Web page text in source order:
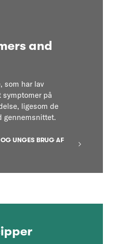
and
som har lav
på
ligesom de
gennemsnittet.
UNGES BRUG AF